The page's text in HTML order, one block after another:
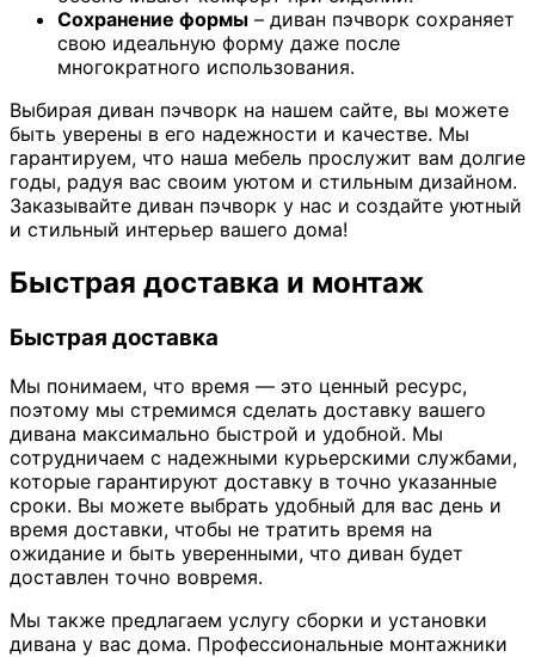
Сохранение формы – диван пэчворк сохраняет
свою идеальную форму даже после
многократного использования.
Выбирая диван пэчворк на нашем сайте, вы можете
быть уверены в его надежности и качестве. Мы
гарантируем, что наша мебель прослужит вам долгие
годы, радуя вас своим уютом и стильным дизайном.
Заказывайте диван пэчворк у нас и создайте уютный
и стильный интерьер вашего дома!
Быстрая доставка и монтаж
Быстрая доставка
Мы понимаем, что время — это ценный ресурс,
поэтому мы стремимся сделать доставку вашего
дивана максимально быстрой и удобной. Мы
сотрудничаем с надежными курьерскими службами,
которые гарантируют доставку в точно указанные
сроки. Вы можете выбрать удобный для вас день и
время доставки, чтобы не тратить время на
ожидание и быть уверенными, что диван будет
доставлен точно вовремя.
Мы также предлагаем услугу сборки и установки
дивана у вас дома. Профессиональные монтажники